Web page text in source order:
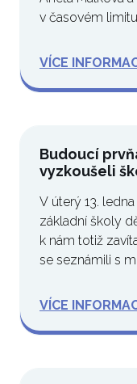
v časovém
VÍCE
Budoucí
vyzkoušeli
V úterý 13.
základní školy
k nám totiž
se seznámili s
VÍCE